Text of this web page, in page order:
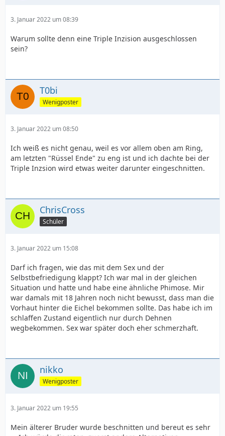
3. Januar 2022 um 08:39
Warum sollte denn eine Triple Inzision ausgeschlossen
sein?
T0bi
Wenigposter
3. Januar 2022 um 08:50
Ich weiß es nicht genau, weil es vor allem oben am Ring,
am letzten "Rüssel Ende" zu eng ist und ich dachte bei der
Triple Inzsion wird etwas weiter darunter eingeschnitten.
ChrisCross
Schüler
3. Januar 2022 um 15:08
Darf ich fragen, wie das mit dem Sex und der
Selbstbefriedigung klappt? Ich war mal in der gleichen
Situation und hatte und habe eine ähnliche Phimose. Mir
war damals mit 18 Jahren noch nicht bewusst, dass man die
Vorhaut hinter die Eichel bekommen sollte. Das habe ich im
schlaffen Zustand eigentlich nur durch Dehnen
wegbekommen. Sex war später doch eher schmerzhaft.
nikko
Wenigposter
3. Januar 2022 um 19:55
Mein älterer Bruder wurde beschnitten und bereut es sehr